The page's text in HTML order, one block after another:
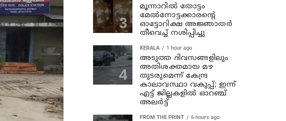
മൂന്നാറില്‍ തോട്ടം
മേല്‍നോട്ടക്കാരന്റെ
ഓട്ടോറിക്ഷ അജ്ഞാതര്‍
തീവെച്ച് നശിപ്പിച്ചു
KERALA 1 hour ago
അടുത്ത ദിവസങ്ങളിലും
അതിശക്തമായ മഴ
തുടരുമെന്ന് കേന്ദ്ര
കാലാവസ്ഥാ വകുപ്പ്; ഇന്ന്
എട്ട് ജില്ലകളിൽ ഓറഞ്ച്
അലർട്ട്
FROM THE PRINT 6 hours ago